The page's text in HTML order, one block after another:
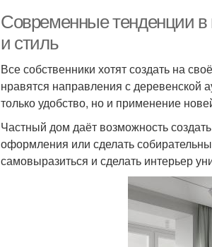
Современные тенденции в
и стиль
Все собственники хотят создать на
нравятся направления с деревенской
только удобство, но и применение
Частный дом даёт возможность
оформления или сделать
самовыразиться и сделать интерьер